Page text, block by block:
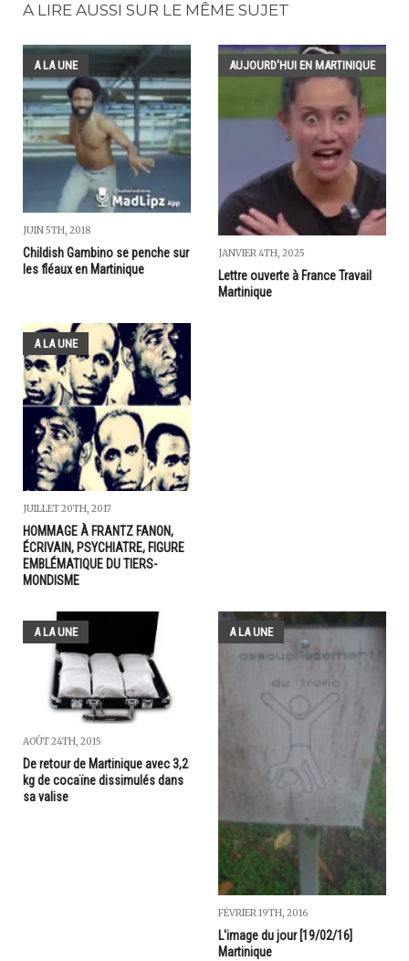
A LIRE AUSSI SUR LE MÊME SUJET
A LA UNE
JUIN 5TH, 2018
Childish Gambino se penche sur
les fléaux en Martinique
AUJOURD'HUI EN MARTINIQUE
JANVIER 4TH, 2025
Lettre ouverte à France Travail
Martinique
A LA UNE
JUILLET 20TH, 2017
HOMMAGE À FRANTZ FANON,
ÉCRIVAIN, PSYCHIATRE, FIGURE
EMBLÉMATIQUE DU TIERS-
MONDISME
A LA UNE
AOÛT 24TH, 2015
De retour de Martinique avec 3,2
kg de cocaïne dissimulés dans
sa valise
A LA UNE
FÉVRIER 19TH, 2016
L'image du jour [19/02/16]
Martinique